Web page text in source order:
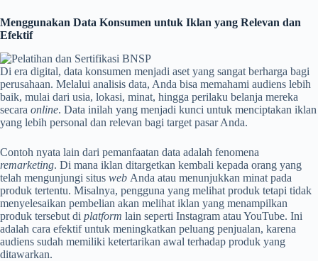
Menggunakan Data Konsumen untuk Iklan yang Relevan dan
Efektif
Di era digital, data konsumen menjadi aset yang sangat berharga bagi
perusahaan. Melalui analisis data, Anda bisa memahami audiens lebih
baik, mulai dari usia, lokasi, minat, hingga perilaku belanja mereka
secara online. Data inilah yang menjadi kunci untuk menciptakan iklan
yang lebih personal dan relevan bagi target pasar Anda.
Contoh nyata lain dari pemanfaatan data adalah fenomena
remarketing. Di mana iklan ditargetkan kembali kepada orang yang
telah mengunjungi situs web Anda atau menunjukkan minat pada
produk tertentu. Misalnya, pengguna yang melihat produk tetapi tidak
menyelesaikan pembelian akan melihat iklan yang menampilkan
produk tersebut di platform lain seperti Instagram atau YouTube. Ini
adalah cara efektif untuk meningkatkan peluang penjualan, karena
audiens sudah memiliki ketertarikan awal terhadap produk yang
ditawarkan.